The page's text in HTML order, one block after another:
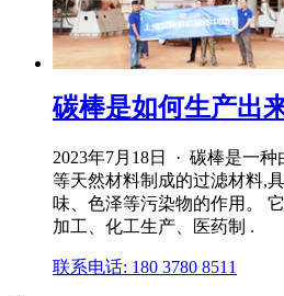
碳棒是如何生产出
2023年7月18日 · 碳棒是一
等天然材料制成的过滤材料,
味、色泽等污染物的作用。
加工、化工生产、医药制 .
联系电话: 180 3780 8511